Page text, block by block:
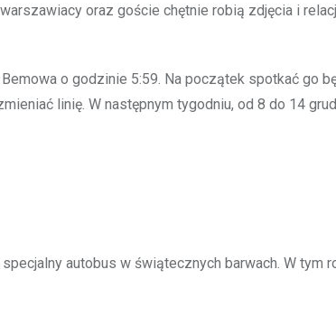
oraz goście chętnie robią zdjęcia i
o godzinie 5:59. Na początek spotkać go
linię. W następnym tygodniu, od 8 do 14
autobus w świątecznych barwach. W tym